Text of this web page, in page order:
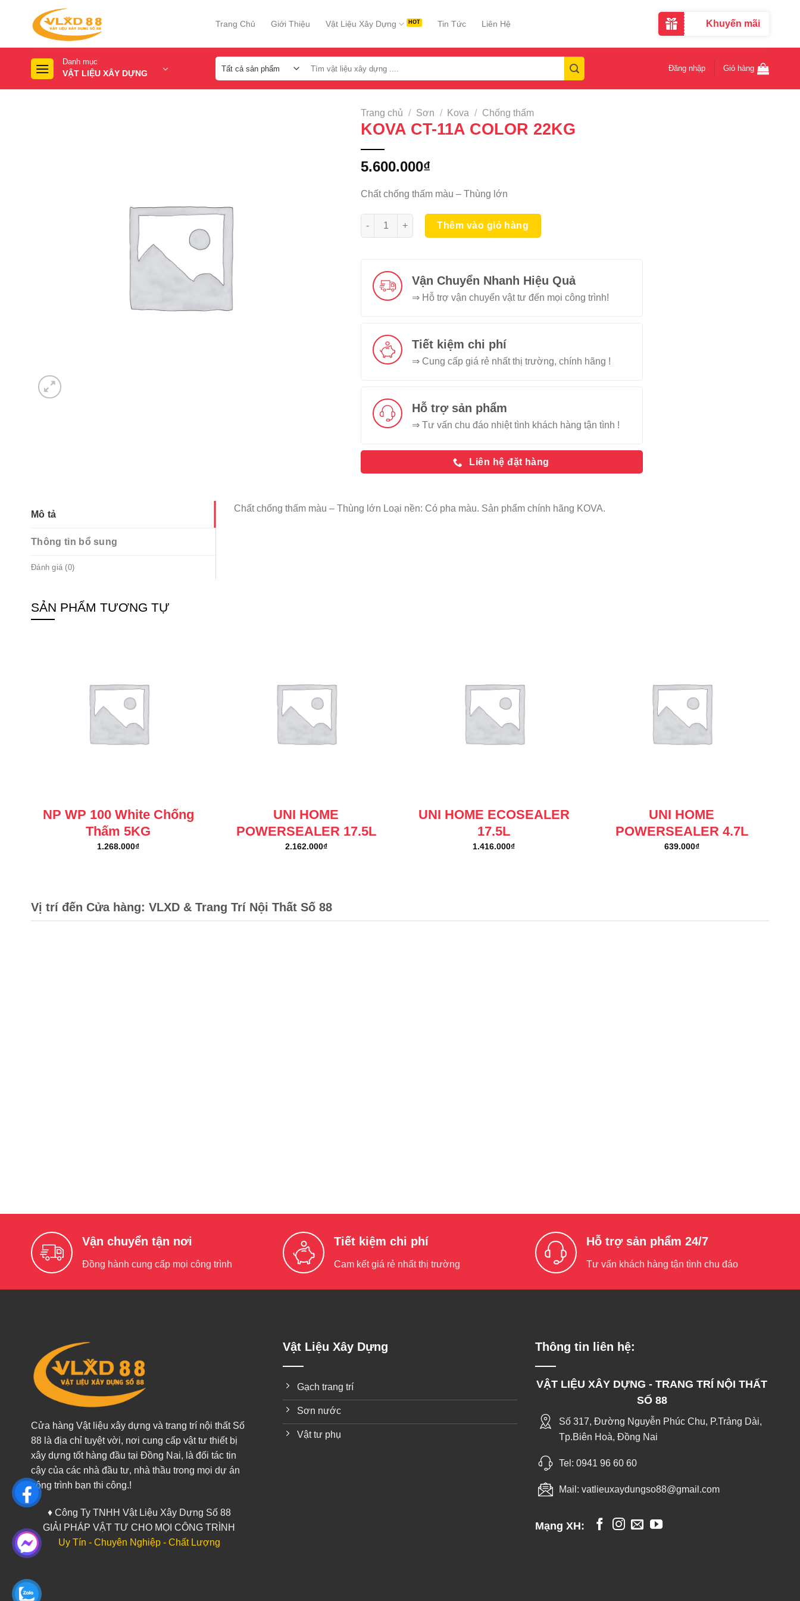
Trang Chủ Giới Thiệu Vật Liệu Xây Dựng Tin Tức Liên Hệ Khuyến mãi
Danh mục
VẬT LIỆU XÂY DỰNG
kiếm:
Đăng nhập Giỏ hàng
Trang chủ / Sơn / Kova / Chống thấm
KOVA CT-11A COLOR 22KG
5.600.000₫
Chất chống thấm màu – Thùng lớn
KOVA CT-11A COLOR 22KG số lượng
Thêm vào giỏ hàng
Vận Chuyển Nhanh Hiệu Quả
⇒ Hỗ trợ vận chuyển vật tư đến mọi công trình!
Tiết kiệm chi phí
⇒ Cung cấp giá rẻ nhất thị trường, chính hãng !
Hỗ trợ sản phẩm
⇒ Tư vấn chu đáo nhiệt tình khách hàng tận tình !
Liên hệ đặt hàng
Mô tả
Thông tin bổ sung
Đánh giá (0)
Chất chống thấm màu – Thùng lớn Loại nền: Có pha màu. Sản phẩm chính hãng KOVA.
SẢN PHẨM TƯƠNG TỰ
NP WP 100 White Chống
Thấm 5KG
1.268.000₫
UNI HOME
POWERSEALER 17.5L
2.162.000₫
UNI HOME ECOSEALER
17.5L
1.416.000₫
UNI HOME
POWERSEALER 4.7L
639.000₫
Vị trí đến Cửa hàng: VLXD & Trang Trí Nội Thất Số 88
Vận chuyển tận nơi
Đồng hành cung cấp mọi công trình
Tiết kiệm chi phí
Cam kết giá rẻ nhất thị trường
Hỗ trợ sản phẩm 24/7
Tư vấn khách hàng tận tình chu đáo
Cửa hàng Vật liệu xây dựng và trang trí nội thất Số
88 là địa chỉ tuyệt vời, nơi cung cấp vật tư thiết bị
xây dựng tốt hàng đầu tại Đồng Nai, là đối tác tin
cậy của các nhà đầu tư, nhà thầu trong mọi dự án
công trình bạn thi công.!
♦ Công Ty TNHH Vật Liệu Xây Dựng Số 88
GIẢI PHÁP VẬT TƯ CHO MỌI CÔNG TRÌNH
Uy Tín - Chuyên Nghiệp - Chất Lượng
Vật Liệu Xây Dựng
Gạch trang trí
Sơn nước
Vật tư phụ
Thông tin liên hệ:
VẬT LIỆU XÂY DỰNG - TRANG TRÍ NỘI THẤT
SỐ 88
Số 317, Đường Nguyễn Phúc Chu, P.Trảng Dài,
Tp.Biên Hoà, Đồng Nai
Tel: 0941 96 60 60
Mail: vatlieuxaydungso88@gmail.com
Mạng XH: